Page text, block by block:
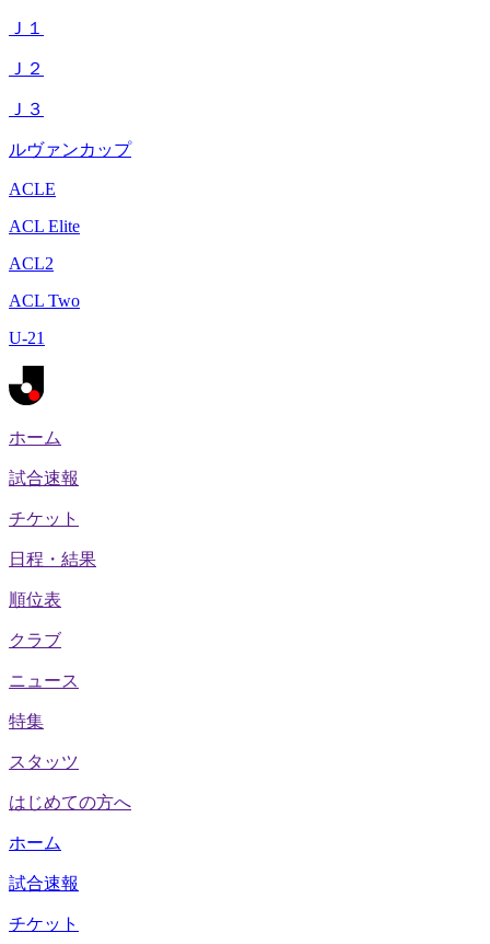
Ｊ１
Ｊ２
Ｊ３
ルヴァンカップ
ACLE
ACL Elite
ACL2
ACL Two
U-21
ホーム
試合速報
チケット
日程・結果
順位表
クラブ
ニュース
特集
スタッツ
はじめての方へ
ホーム
試合速報
チケット